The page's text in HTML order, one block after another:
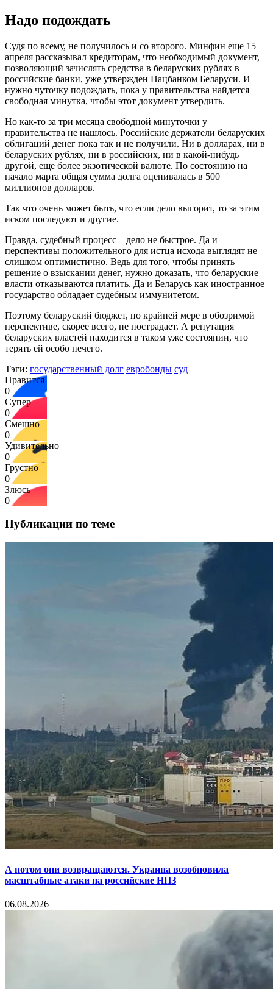
Надо подождать
Судя по всему, не получилось и со второго. Минфин еще 15
апреля рассказывал кредиторам, что необходимый документ,
позволяющий зачислять средства в беларуских рублях в
российские банки, уже утвержден Нацбанком Беларуси. И
нужно чуточку подождать, пока у правительства найдется
свободная минутка, чтобы этот документ утвердить.
Но как-то за три месяца свободной минуточки у
правительства не нашлось. Российские держатели беларуских
облигаций денег пока так и не получили. Ни в долларах, ни в
беларуских рублях, ни в российских, ни в какой-нибудь
другой, еще более экзотической валюте. По состоянию на
начало марта общая сумма долга оценивалась в 500
миллионов долларов.
Так что очень может быть, что если дело выгорит, то за этим
иском последуют и другие.
Правда, судебный процесс – дело не быстрое. Да и
перспективы положительного для истца исхода выглядят не
слишком оптимистично. Ведь для того, чтобы принять
решение о взыскании денег, нужно доказать, что беларуские
власти отказываются платить. Да и Беларусь как иностранное
государство обладает судебным иммунитетом.
Поэтому беларуский бюджет, по крайней мере в обозримой
перспективе, скорее всего, не пострадает. А репутация
беларуских властей находится в таком уже состоянии, что
терять ей особо нечего.
Тэги: государственный долг евробонды суд
Нравится
0
Супер
0
Смешно
0
Удивительно
0
Грустно
0
Злюсь
0
Публикации по теме
А потом они возвращаются. Украина возобновила
масштабные атаки на российские НПЗ
06.08.2026